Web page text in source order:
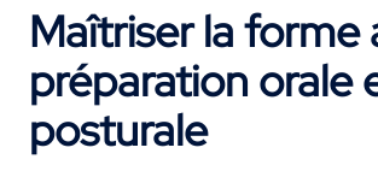
Maîtriser la forme
préparation orale
posturale